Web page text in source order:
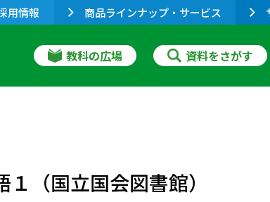
用情報 商品ラインナップ・サービス
教科の広場 資料をさがす
（国立国会図書館）